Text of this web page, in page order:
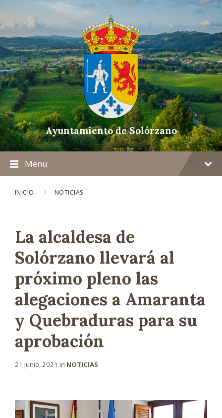
Ayuntamiento de Solórzano
Menu
INICIO NOTICIAS
La alcaldesa de
Solórzano llevará al
próximo pleno las
alegaciones a Amaranta
y Quebraduras para su
aprobación
21 junio, 2021 in NOTICIAS